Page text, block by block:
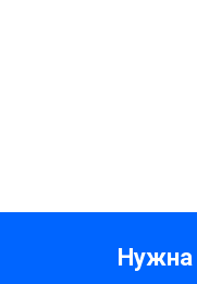
Нужна